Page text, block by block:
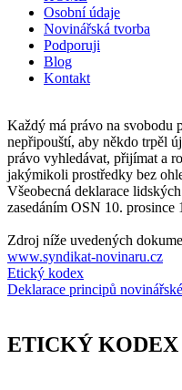
Osobní údaje
Novinářská tvorba
Podporuji
Blog
Kontakt
Každý má právo na svobodu
nepřipouští, aby někdo trpěl
právo vyhledávat, přijímat a
jakýmikoli prostředky bez
Všeobecná deklarace
zasedáním OSN 10. prosince
Zdroj níže uvedených
www.syndikat-novinaru.cz
Etický kodex
Deklarace principů
ETICKÝ